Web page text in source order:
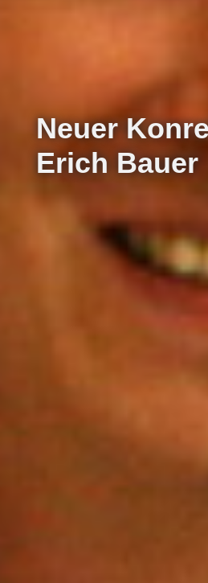
Neuer
Erich Bauer